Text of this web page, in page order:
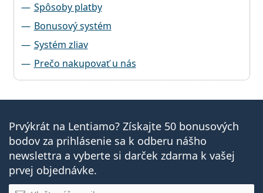
Spôsoby platby
Bonusový systém
Systém zliav
Prečo nakupovať u nás
Prvýkrát na Lentiamo? Získajte 50 bonusových
bodov za prihlásenie sa k odberu nášho
newslettra a vyberte si darček zdarma k vašej
prvej objednávke.
E-mail